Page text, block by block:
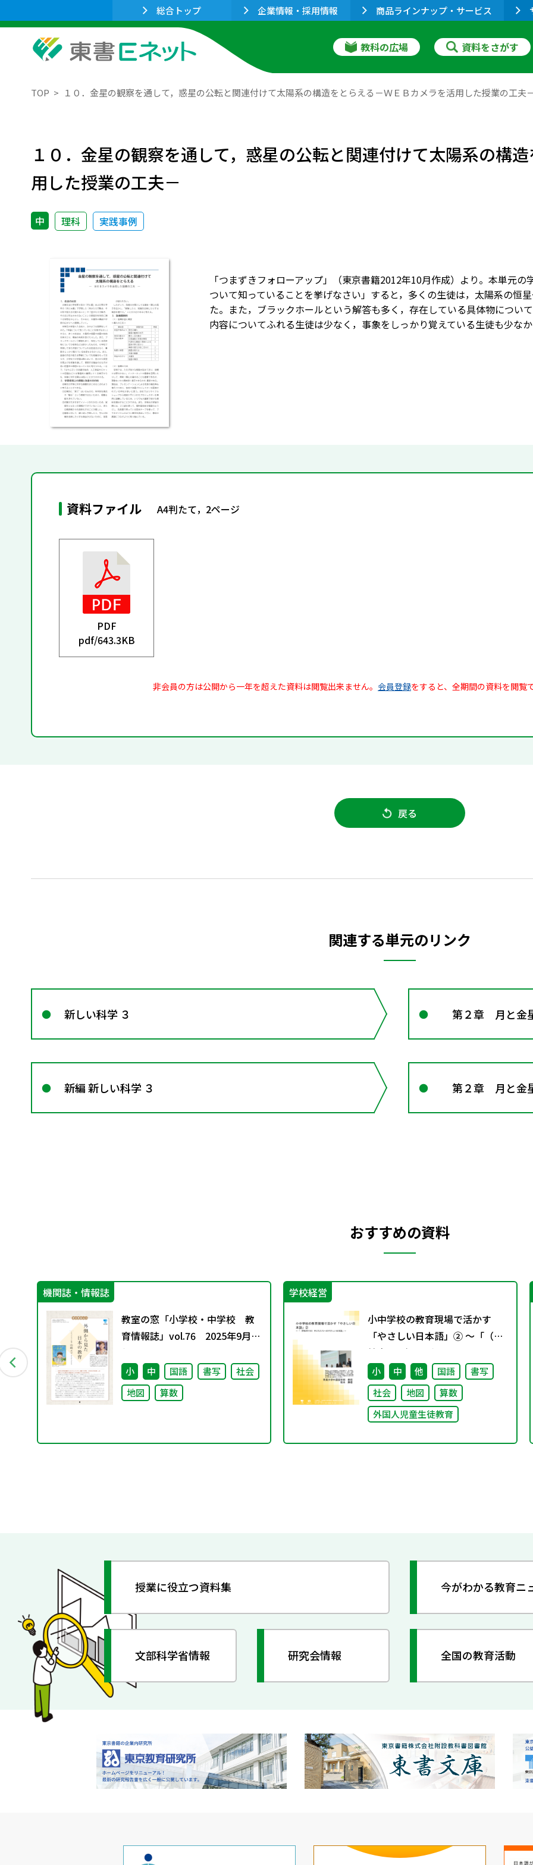
総合トップ 企業情報・採用情報 商品ラインナップ・サービス
教科の広場 資料をさがす
TOP １０．金星の観察を通して，惑星の公転と関連付けて太陽系の構造をとらえる－ＷＥＢカメラを活用した授業の工夫
１０．金星の観察を通して，惑星の公転と関連付けて太陽系の構
用した授業の工夫－
中 理科 実践事例
「つまずきフォローアップ」（東京書籍2012年10月作成）より。本単元
ついて知っていることを挙げなさい」すると，多くの生徒は，太陽系の恒
た。また，ブラックホールという解答も多く，存在している具体物につい
内容についてふれる生徒は少なく，事象をしっかり覚えている生徒も少なか
資料ファイル A4判たて，2ページ
PDF
pdf/643.3KB
非会員の方は公開から一年を超えた資料は閲覧出来ません。 会員登録をすると、全期間の資料を閲覧
戻る
関連する単元のリンク
新しい科学 ３ 第２章 月と金
新編 新しい科学 ３ 第２章 月と金
おすすめの資料
機関誌・情報誌
教室の窓「小学校・中学校 教
育情報誌」vol.76 2025年9月発
行
小 中 国語 書写
社会
地図
算数
学校経営
小中学校の教育現場で活かす
「やさしい日本語」② ～「（学
校内での）子どもたちへのやさ
しい日本語」～
小 中 他 国語
書写
社会
地図
算数
外国人児童生徒教育
授業に役立つ資料集 今がわかる教育ニ
文部科学省情報 研究会情報 全国の教育活動